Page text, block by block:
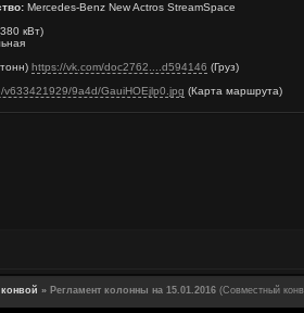
Mercedes-Benz New Actros StreamSpace
кВт)
https://vk.com/doc2762....d594146 (Груз)
9a4d/GauiHOEjlp0.jpg (Карта маршрута)
» Регламент колонны на 15.01.2016 (Совместный